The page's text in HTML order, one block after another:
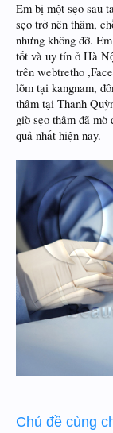
Em bị một sẹo sau
sẹo trở nên thâm,
nhưng không đỡ.
tốt và uy tín ở Hà
trên webtretho
lõm tại kangnam,
thâm tại Thanh
giờ sẹo thâm đã
quả nhất hiện nay.
Chủ đề cùng